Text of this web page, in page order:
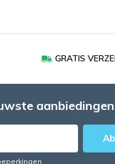
GRATIS